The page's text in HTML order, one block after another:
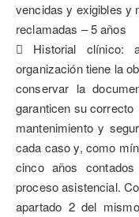
vencidas y exigibles y
reclamadas – 5 años
 Historial clínico:
organización tiene la
conservar la
garanticen su correcto
mantenimiento y
cada caso y, como
cinco años
proceso asistencial.
apartado 2 del